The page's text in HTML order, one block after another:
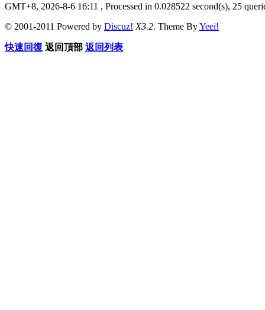
GMT+8, 2026-8-6 16:11 , Processed in 0.028522 second(s), 25
© 2001-2011 Powered by Discuz! X3.2. Theme ByYeei!
快速回復 返回頂部 返回列表